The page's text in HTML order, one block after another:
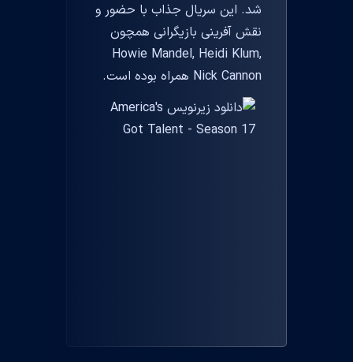
شد. این سریال جذاب با حضور و
نقش آفرینی بازیگرانی همچون
Howie Mandel, Heidi Klum,
Nick Cannon همراه بوده است.